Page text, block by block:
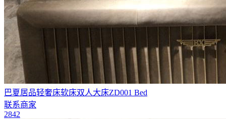
巴夏居品轻奢床软床双人大床ZD001 Bed
联系商家
2842